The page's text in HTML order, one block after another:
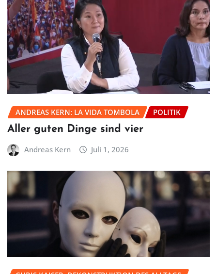
ANDREAS KERN: LA VIDA TOMBOLA POLITIK
Aller guten Dinge sind vier
Andreas Kern Juli 1, 2026